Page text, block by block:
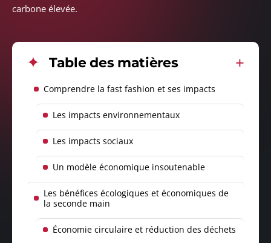
carbone élevée.
Table des matières
Comprendre la fast fashion et ses impacts
Les impacts environnementaux
Les impacts sociaux
Un modèle économique insoutenable
Les bénéfices écologiques et économiques de
la seconde main
Économie circulaire et réduction des déchets